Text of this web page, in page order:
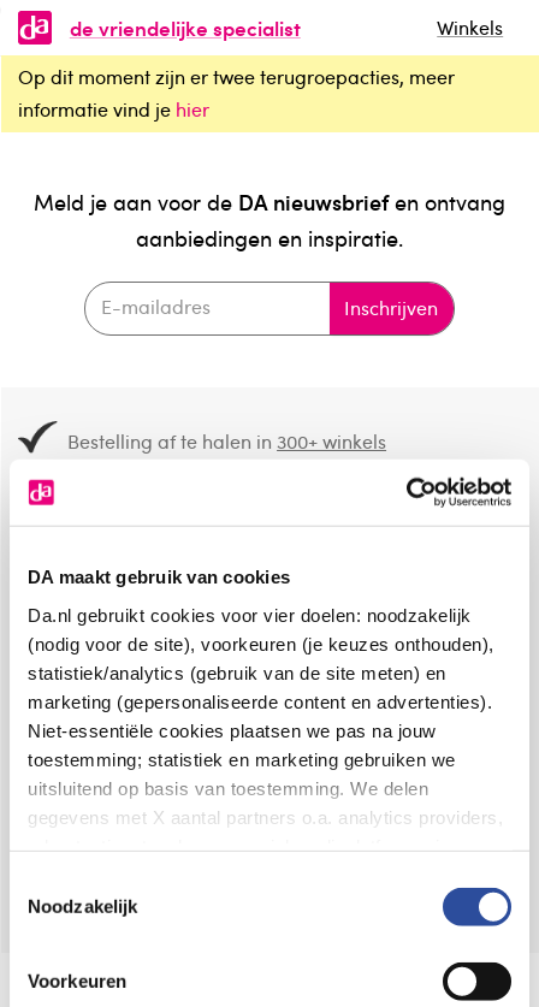
DA maakt gebruik van cookies
Da.nl gebruikt cookies voor vier doelen: noodzakelijk
(nodig voor de site), voorkeuren (je keuzes onthouden),
statistiek/analytics (gebruik van de site meten) en
marketing (gepersonaliseerde content en advertenties).
Niet-essentiële cookies plaatsen we pas na jouw
toestemming; statistiek en marketing gebruiken we
uitsluitend op basis van toestemming. We delen
gegevens met X aantal partners o.a. analytics providers,
en de bewaartermijnen per categorie. Je kunt je keuze op
gegevensverwerking staat in de
Privacyverklaring
Noodzakelijk
Voorkeuren
de vriendelijke specialist
Winkels
Op dit moment zijn er twee terugroepacties, meer
informatie vind je hier
Meld je aan voor de DA nieuwsbriefen ontvang
aanbiedingen en inspiratie.
Inschrijven
Bestelling af te halen in300+ winkels
8.6 uit4.106 reviews
Over DA
Klantenservice
Assortiment
VolgDAop:
Online aanbieder medicijnen